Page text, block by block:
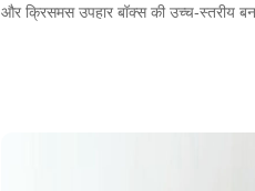
और क्रिसमस उपहार बॉक्स की उच्च-स्तरीय